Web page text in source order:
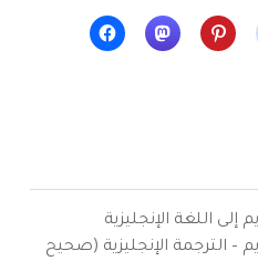
إلى اللغة الإنجليزية
– الترجمة الإنجليزية (صحيح